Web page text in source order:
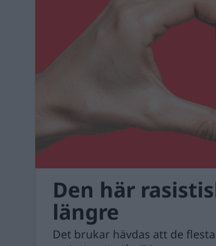
Den här
längre
Det brukar hävdas att de